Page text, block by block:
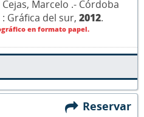
Marcelo .- Córdoba
Gráfica del sur, 2012.
en formato papel.
Reservar